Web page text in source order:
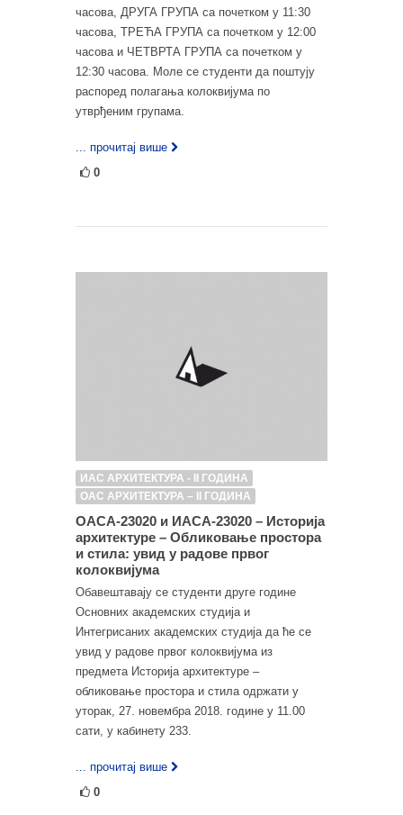
часова, ДРУГА ГРУПА са почетком у 11:30
часова, ТРЕЋА ГРУПА са почетком у 12:00
часова и ЧЕТВРТА ГРУПА са почетком у
12:30 часова. Моле се студенти да поштују
распоред полагања колоквијума по
утврђеним групама.
... прочитај више
0
ИАС АРХИТЕКТУРА - II ГОДИНА
ОАС АРХИТЕКТУРА – II ГОДИНА
ОАСА-23020 и ИАСА-23020 – Историја
архитектуре – Обликовање простора
и стила: увид у радове првог
колоквијума
Обавештавају се студенти друге године
Основних академских студија и
Интегрисаних академских студија да ће се
увид у радове првог колоквијума из
предмета Историја архитектуре –
обликовање простора и стила одржати у
уторак, 27. новембра 2018. године у 11.00
сати, у кабинету 233.
... прочитај више
0